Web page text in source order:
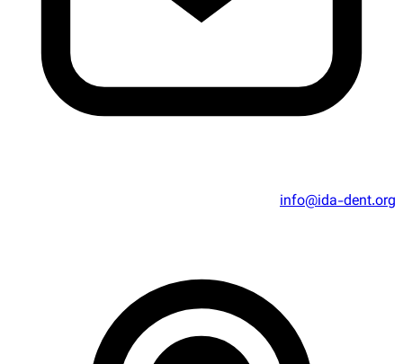
info@ida-dent.org